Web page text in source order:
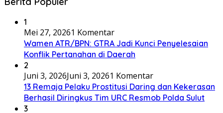
1
Mei 27, 20261 Komentar
Wamen ATR/BPN: GTRA Jadi Kunci Penyelesaian
Konflik Pertanahan di Daerah
2
Juni 3, 2026Juni 3, 20261 Komentar
13 Remaja Pelaku Prostitusi Daring dan Kekerasan
Berhasil Diringkus Tim URC Resmob Polda Sulut
3